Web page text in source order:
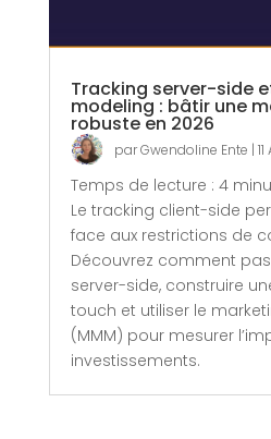
Tracking server-side
modeling : bâtir une
robuste en 2026
parGwendoline Ente |
Temps de lecture : 4
Le tracking client-side
face aux restrictions de
Découvrez comment
server-side, construire
touch et utiliser le
(MMM) pour mesurer
investissements.